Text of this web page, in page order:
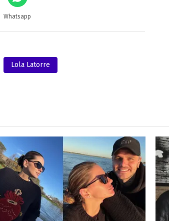
Whatsapp
Lola Latorre